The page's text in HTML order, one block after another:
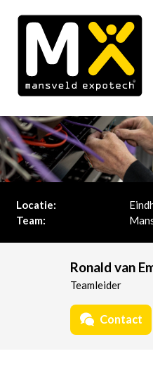
inhoud
gaan
Locatie:
Team:
Ronald van
Teamleider
Contact